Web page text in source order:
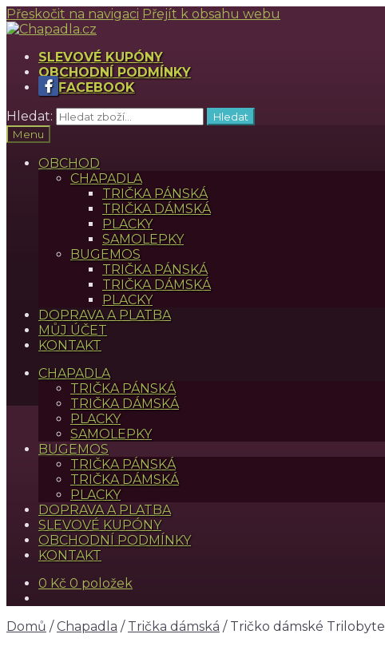
Přeskočit na navigaci Přejít k obsahu webu
SLEVOVÉ KUPÓNY
OBCHODNÍ PODMÍNKY
FACEBOOK
Hledat:
Hledat
Menu
OBCHOD
CHAPADLA
TRIČKA PÁNSKÁ
TRIČKA DÁMSKÁ
PLACKY
SAMOLEPKY
BUGEMOS
TRIČKA PÁNSKÁ
TRIČKA DÁMSKÁ
PLACKY
DOPRAVA A PLATBA
MŮJ ÚČET
KONTAKT
CHAPADLA
TRIČKA PÁNSKÁ
TRIČKA DÁMSKÁ
PLACKY
SAMOLEPKY
BUGEMOS
TRIČKA PÁNSKÁ
TRIČKA DÁMSKÁ
PLACKY
DOPRAVA A PLATBA
SLEVOVÉ KUPÓNY
OBCHODNÍ PODMÍNKY
KONTAKT
0 Kč 0 položek
Domů /Chapadla / Trička dámská / Tričko dámské Trilobyte